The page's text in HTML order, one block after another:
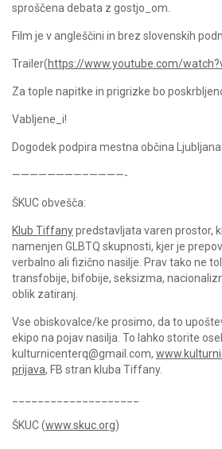
sproščena debata z gostjo_om.
Film je v angleščini in brez slovenskih
Trailer(https://www.youtube.com/
Za tople napitke in prigrizke bo
Vabljene_i!
Dogodek podpira mestna občina Ljubljana.
————————–————-
ŠKUC obvešča:
Klub Tiffanypredstavljata varen prostor,
namenjen GLBTQ skupnosti, kjer je
verbalno ali fizično nasilje. Prav tako ne
transfobije, bifobije, seksizma,
oblik zatiranj.
Vse obiskovalce/ke prosimo, da to
ekipo na pojav nasilja. To lahko storite
kulturnicenterq@gmail.com,
prijava, FB stran kluba Tiffany.
ŠKUC (www.skuc.org)